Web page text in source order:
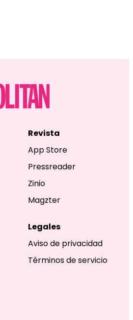
Revista
App Store
Pressreader
Zinio
Magzter
Legales
Aviso de privacidad
Términos de servicio